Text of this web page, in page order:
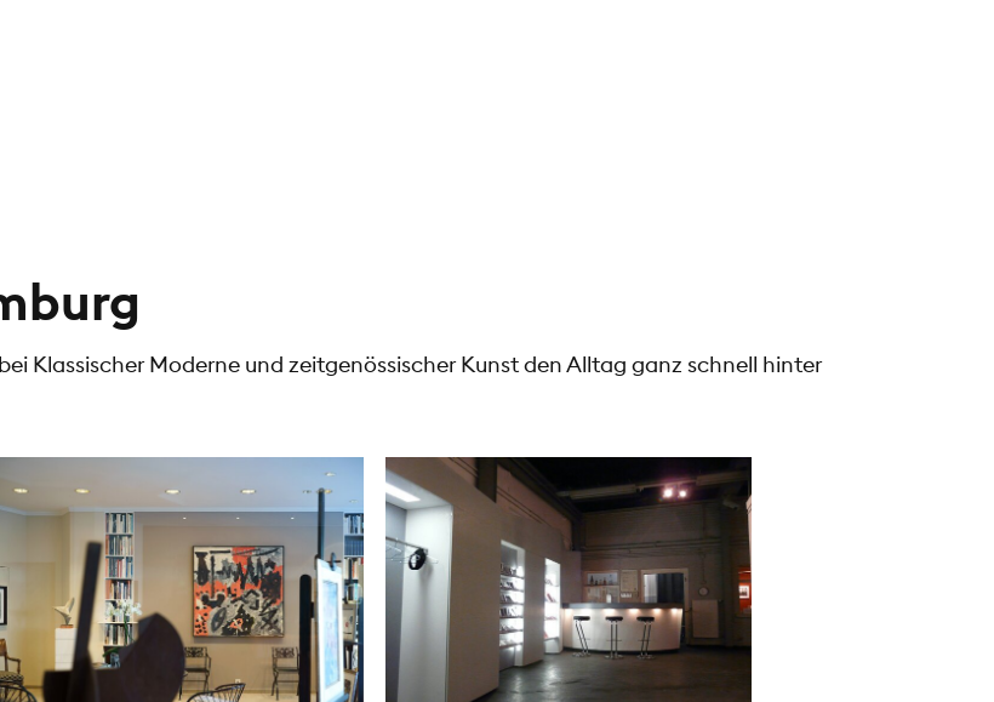
Klassischer Moderne und zeitgenössischer Kunst den Alltag ganz schnell hinter